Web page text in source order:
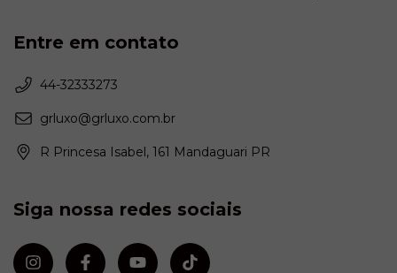
Entre em contato
44-32333273
grluxo@grluxo.com.br
R Princesa Isabel, 161 Mandaguari PR
Siga nossa redes sociais